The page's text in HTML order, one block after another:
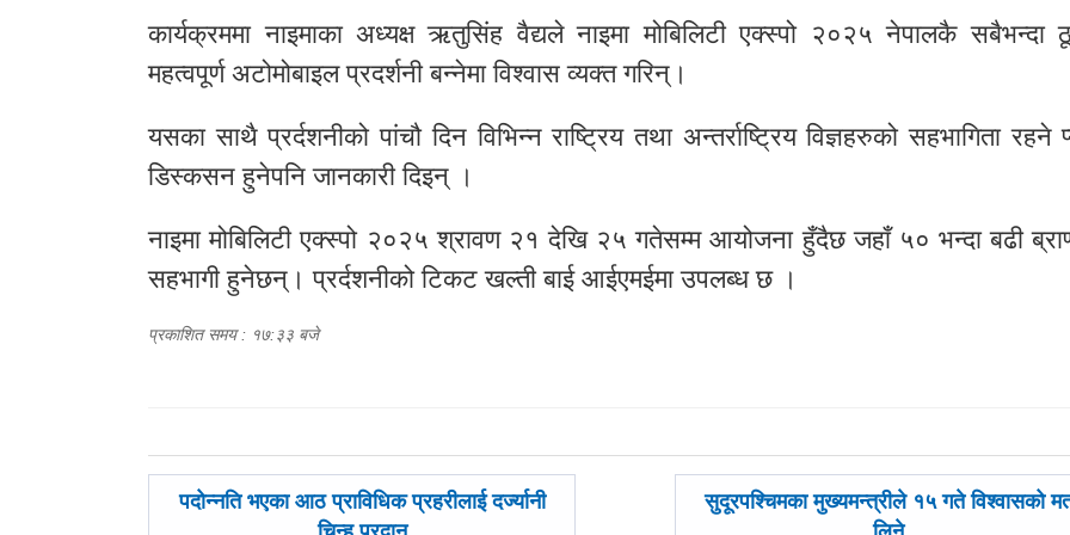
कार्यक्रममा नाइमाका अध्यक्ष ऋतुसिंह वैद्यले नाइमा मोबिलिटी एक्स्पो २०२५ नेपालकै सबैभन्दा
महत्वपूर्ण अटोमोबाइल प्रदर्शनी बन्नेमा विश्वास व्यक्त गरिन्।
यसका साथै प्रर्दशनीको पांचौ दिन विभिन्न राष्ट्रिय तथा अन्तर्राष्ट्रिय विज्ञहरुको सहभागिता रहने
डिस्कसन हुनेपनि जानकारी दिइन् ।
नाइमा मोबिलिटी एक्स्पो २०२५ श्रावण २१ देखि २५ गतेसम्म आयोजना हुँदैछ जहाँ ५० भन्दा बढी
सहभागी हुनेछन्। प्रर्दशनीको टिकट खल्ती बाई आईएमईमा उपलब्ध छ ।
प्रकाशित समय : १७:३३ बजे
पछिल्लाे
पदोन्नति भएका आठ प्राविधिक प्रहरीलाई दर्ज्यानी
अघिल्लाे
सुदूरपश्चिमका मुख्यमन्त्रीले १५ गते विश्वासको